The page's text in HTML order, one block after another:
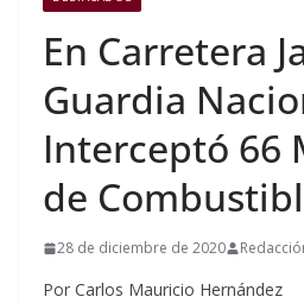
En Carretera
Guardia
Interceptó 66
de
28 de diciembre de 2020
Por Carlos Mauricio Hernández